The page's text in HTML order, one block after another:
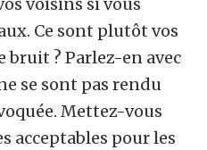
voisins si vous
Ce sont plutôt vos
? Parlez-en avec
se sont pas rendu
Mettez-vous
acceptables pour les